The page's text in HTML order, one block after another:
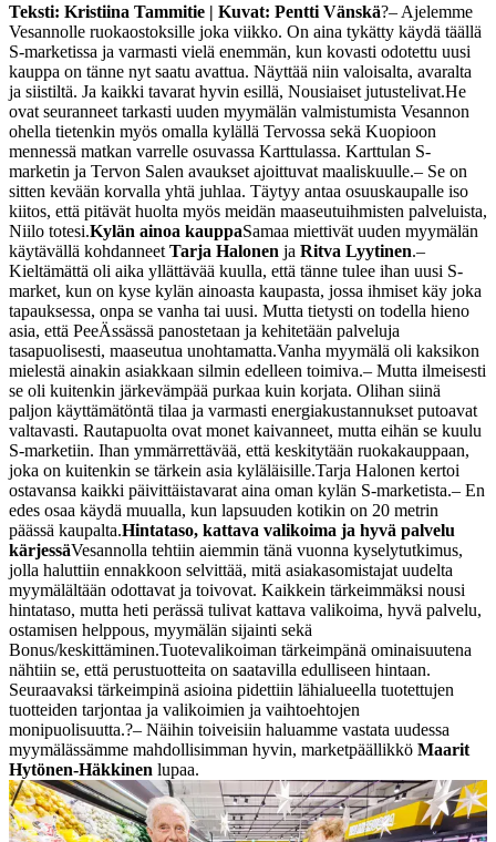
Teksti: Kristiina Tammitie | Kuvat: Pentti Vänskä?– Ajelemme
Vesannolle ruokaostoksille joka viikko. On aina tykätty käydä täällä
S-marketissa ja varmasti vielä enemmän, kun kovasti odotettu uusi
kauppa on tänne nyt saatu avattua. Näyttää niin valoisalta, avaralta
ja siistiltä. Ja kaikki tavarat hyvin esillä, Nousiaiset jutustelivat.He
ovat seuranneet tarkasti uuden myymälän valmistumista Vesannon
ohella tietenkin myös omalla kylällä Tervossa sekä Kuopioon
mennessä matkan varrelle osuvassa Karttulassa. Karttulan S-
marketin ja Tervon Salen avaukset ajoittuvat maaliskuulle.– Se on
sitten kevään korvalla yhtä juhlaa. Täytyy antaa osuuskaupalle iso
kiitos, että pitävät huolta myös meidän maaseutuihmisten palveluista,
Niilo totesi.Kylän ainoa kauppaSamaa miettivät uuden myymälän
käytävällä kohdanneet Tarja Halonen ja Ritva Lyytinen.–
Kieltämättä oli aika yllättävää kuulla, että tänne tulee ihan uusi S-
market, kun on kyse kylän ainoasta kaupasta, jossa ihmiset käy joka
tapauksessa, onpa se vanha tai uusi. Mutta tietysti on todella hieno
asia, että PeeÄssässä panostetaan ja kehitetään palveluja
tasapuolisesti, maaseutua unohtamatta.Vanha myymälä oli kaksikon
mielestä ainakin asiakkaan silmin edelleen toimiva.– Mutta ilmeisesti
se oli kuitenkin järkevämpää purkaa kuin korjata. Olihan siinä
paljon käyttämätöntä tilaa ja varmasti energiakustannukset putoavat
valtavasti. Rautapuolta ovat monet kaivanneet, mutta eihän se kuulu
S-marketiin. Ihan ymmärrettävää, että keskitytään ruokakauppaan,
joka on kuitenkin se tärkein asia kyläläisille.Tarja Halonen kertoi
ostavansa kaikki päivittäistavarat aina oman kylän S-marketista.– En
edes osaa käydä muualla, kun lapsuuden kotikin on 20 metrin
päässä kaupalta.Hintataso, kattava valikoima ja hyvä palvelu
kärjessäVesannolla tehtiin aiemmin tänä vuonna kyselytutkimus,
jolla haluttiin ennakkoon selvittää, mitä asiakasomistajat uudelta
myymälältään odottavat ja toivovat. Kaikkein tärkeimmäksi nousi
hintataso, mutta heti perässä tulivat kattava valikoima, hyvä palvelu,
ostamisen helppous, myymälän sijainti sekä
Bonus/keskittäminen.Tuotevalikoiman tärkeimpänä ominaisuutena
nähtiin se, että perustuotteita on saatavilla edulliseen hintaan.
Seuraavaksi tärkeimpinä asioina pidettiin lähialueella tuotettujen
tuotteiden tarjontaa ja valikoimien ja vaihtoehtojen
monipuolisuutta.?– Näihin toiveisiin haluamme vastata uudessa
myymälässämme mahdollisimman hyvin, marketpäällikkö Maarit
Hytönen-Häkkinen lupaa.